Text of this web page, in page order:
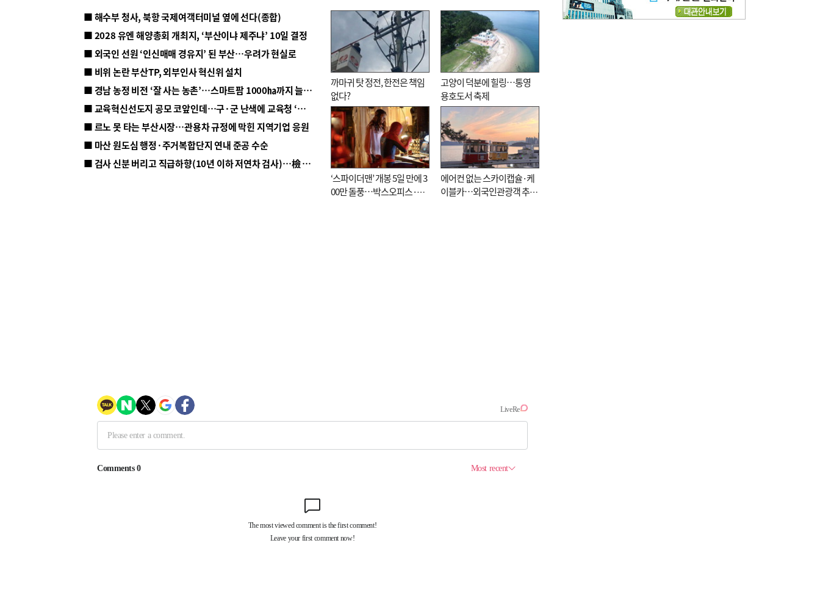
■ 해수부 청사, 북항 국제여객터미널 옆에 선다(종합)
■ 2028 유엔 해양총회 개최지, ‘부산이냐 제주냐’ 10일 결정
■ 외국인 선원 ‘인신매매 경유지’ 된 부산…우려가 현실로
■ 비위 논란 부산TP, 외부인사 혁신위 설치
■ 경남 농정 비전 ‘잘 사는 농촌’…스마트팜 1000㏊까지 늘린다
■ 교육혁신선도지 공모 코앞인데…구·군 난색에 교육청 ‘쩔쩔’
■ 르노 못 타는 부산시장…관용차 규정에 막힌 지역기업 응원
■ 마산 원도심 행정·주거복합단지 연내 준공 수순
■ 검사 신분 버리고 직급하향(10년 이하 저연차 검사)…檢 중수청행 기피
까마귀 탓 정전, 한전은 책임
없다?
고양이 덕분에 힐링…통영
용호도서 축제
‘스파이더맨’ 개봉 5일 만에 3
00만 돌풍…박스오피스·예
에어컨 없는 스카이캡슐·케
이블카…외국인관광객 추억